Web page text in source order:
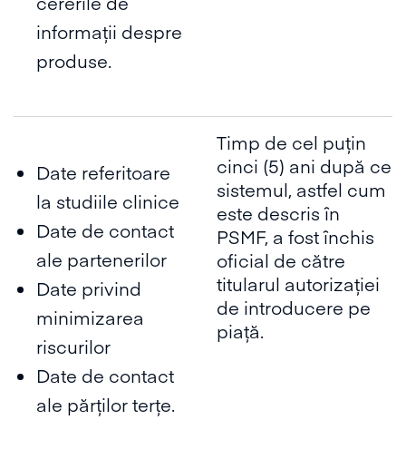
informații despre
produse.
Date referitoare
la studiile clinice
Date de contact
ale partenerilor
Date privind
minimizarea
riscurilor
Date de contact
ale părților terțe.
Timp de cel puțin
cinci (5) ani după ce
sistemul, astfel cum
este descris în
PSMF, a fost închis
oficial de către
titularul autorizației
de introducere pe
piață.